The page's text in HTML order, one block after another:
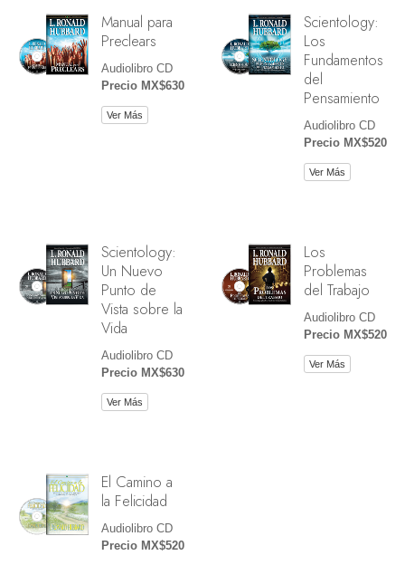
Manual para
Preclears
Audiolibro CD
Precio MX$630
Ver Más
Scientology:
Los
Fundamentos
del
Pensamiento
Audiolibro CD
Precio MX$520
Ver Más
Scientology:
Un Nuevo
Punto de
Vista sobre la
Vida
Audiolibro CD
Precio MX$630
Ver Más
Los
Problemas
del Trabajo
Audiolibro CD
Precio MX$520
Ver Más
El Camino a
la Felicidad
Audiolibro CD
Precio MX$520